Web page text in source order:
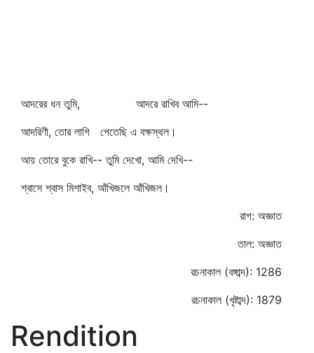
আদরের ধন তুমি, আদরে রাখিব আমি--
আদরিণী, তোর লাগি পেতেছি এ বক্ষস্থল।
আয় তোরে বুকে রাখি-- তুমি দেখো, আমি দেখি--
শ্বাসে শ্বাস মিশাইব, আঁখিজলে আঁখিজল।
রাগ: অজ্ঞাত
তাল: অজ্ঞাত
রচনাকাল (বঙ্গাব্দ): 1286
রচনাকাল (খৃষ্টাব্দ): 1879
Rendition